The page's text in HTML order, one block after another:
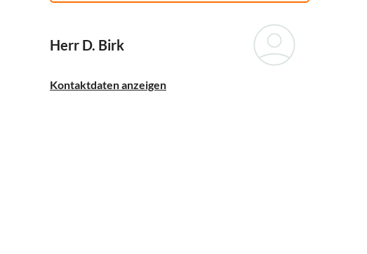
Herr D. Birk
Kontaktdaten anzeigen